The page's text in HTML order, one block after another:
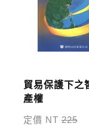
步驟4 完成訂購
訂購完成後，
訂單處理的狀態。
運費說明:
*國內凡一次訂
包裹運送，一
貿易保護下之
產權
定價 NT225